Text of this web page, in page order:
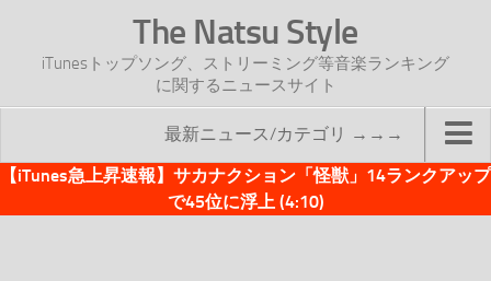
The Natsu Style
iTunesトップソング、ストリーミング等音楽ランキング
に関するニュースサイト
最新ニュース/カテゴリ →→→
TOP
【iTunes急上昇速報】サカナクション「怪獣」14ランクアップ
で45位に浮上 (4:10)